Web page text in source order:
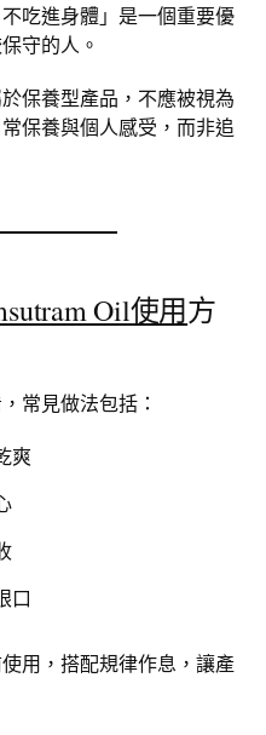
吃進身體」是一個重要優
守的人。
保養型產品，不應被視為
保養與個人感受，而非追
Oil使用方
常見做法包括：
爽
口
用，搭配規律作息，讓產